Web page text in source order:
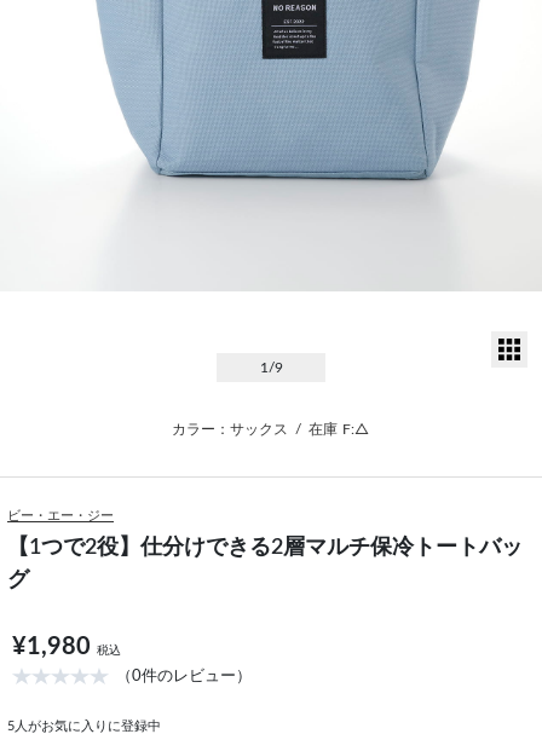
1 /9
カラー：サックス / 在庫 F:△
ビー・エー・ジー
【1つで2役】仕分けできる2層マルチ保冷トートバッ
グ
¥1,980 税込
（0件のレビュー）
5 人がお気に入りに登録中